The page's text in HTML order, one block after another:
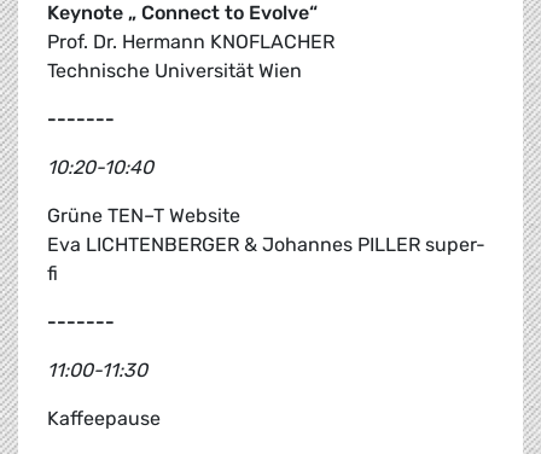
Keynote „ Connect to Evolve“
Prof. Dr. Hermann KNOFLACHER
Technische Universität Wien
-------
10:20-10:40
Grüne TEN–T Website
Eva LICHTENBERGER & Johannes PILLER super-
fi
-------
11:00-11:30
Kaffeepause